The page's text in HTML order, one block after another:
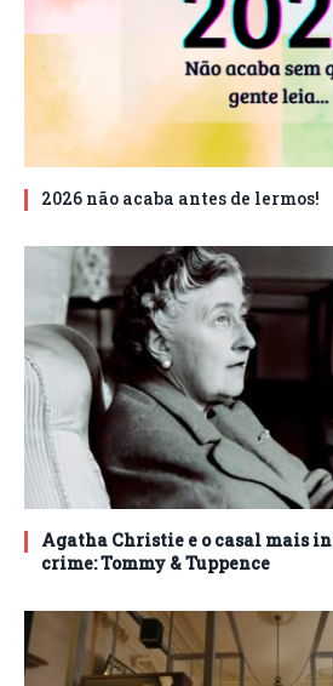
2026 não acaba antes de lermos!
Agatha Christie e o casal mais
crime: Tommy & Tuppence